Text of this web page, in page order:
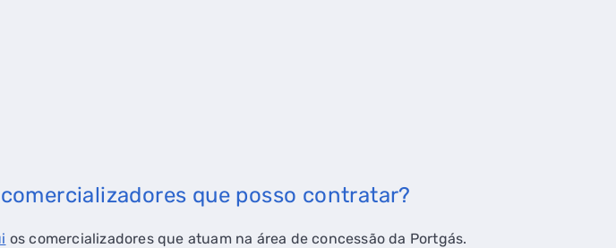
que posso contratar?
os comercializadores que atuam na área de concessão da Portgás.